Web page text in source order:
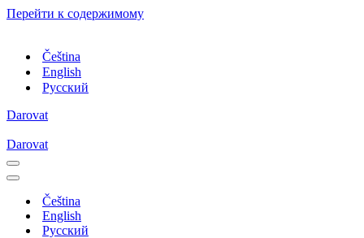
Перейти к содержимому
Čeština
English
Русский
Darovat
Darovat
Меню
навигации
Меню
навигацииČeština
English
Русский